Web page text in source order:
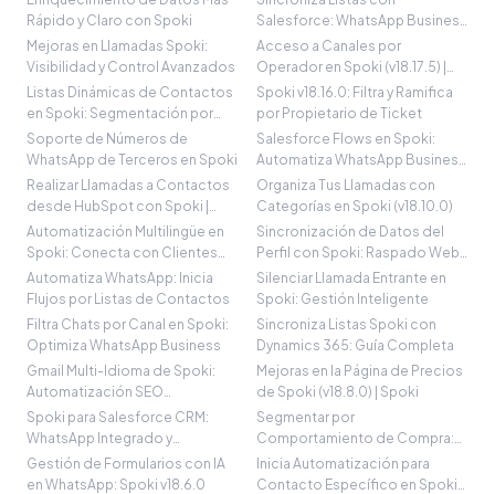
Rápido y Claro con Spoki
Salesforce: WhatsApp Business
y CRM Alinead
Mejoras en Llamadas Spoki:
Visibilidad y Control Avanzados
Acceso a Canales por
Operador en Spoki (v18.17.5) |
Spoki
Listas Dinámicas de Contactos
en Spoki: Segmentación por
Chat
Spoki v18.16.0: Filtra y Ramifica
por Propietario de Ticket
Soporte de Números de
WhatsApp de Terceros en Spoki
Salesforce Flows en Spoki:
Automatiza WhatsApp Business
y CRM
Realizar Llamadas a Contactos
desde HubSpot con Spoki |
Guía SEO
Organiza Tus Llamadas con
Categorías en Spoki (v18.10.0)
Automatización Multilingüe en
Spoki: Conecta con Clientes
Globale
Sincronización de Datos del
Perfil con Spoki: Raspado Web
(v18.9.
Automatiza WhatsApp: Inicia
Flujos por Listas de Contactos
Silenciar Llamada Entrante en
Spoki: Gestión Inteligente
Filtra Chats por Canal en Spoki:
Optimiza WhatsApp Business
Sincroniza Listas Spoki con
Dynamics 365: Guía Completa
Gmail Multi-Idioma de Spoki:
Automatización SEO
Optimizada
Mejoras en la Página de Precios
de Spoki (v18.8.0) | Spoki
Spoki para Salesforce CRM:
WhatsApp Integrado y
Optimizado
Segmentar por
Comportamiento de Compra:
Spoki v18.6.0
Gestión de Formularios con IA
en WhatsApp: Spoki v18.6.0
Inicia Automatización para
Contacto Específico en Spoki